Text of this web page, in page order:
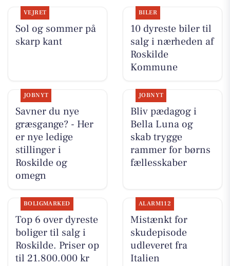
VEJRET
Sol og sommer på
skarp kant
BILER
10 dyreste biler til
salg i nærheden af
Roskilde
Kommune
JOBNYT
Savner du nye
græsgange? - Her
er nye ledige
stillinger i
Roskilde og
omegn
JOBNYT
Bliv pædagog i
Bella Luna og
skab trygge
rammer for børns
fællesskaber
BOLIGMARKED
Top 6 over dyreste
boliger til salg i
Roskilde. Priser op
til 21.800.000 kr
ALARM112
Mistænkt for
skudepisode
udleveret fra
Italien